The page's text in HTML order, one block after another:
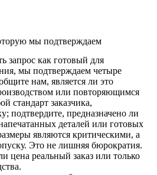
мы подтверждаем
запрос как готовый для
мы подтверждаем четыре
нам, является ли это
или повторяющимся
стандарт заказчика,
подтвердите, предназначено ли
деталей или готовых
являются критическими, а
Это не лишняя бюрократия.
цена реальный заказ или только